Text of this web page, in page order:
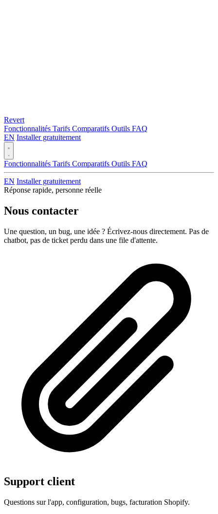
Revert
Fonctionnalités Tarifs Comparatifs Outils FAQ
EN Installer gratuitement
Fonctionnalités Tarifs Comparatifs Outils FAQ
EN Installer gratuitement
Réponse rapide, personne réelle
Nous contacter
Une question, un bug, une idée ? Écrivez-nous directement. Pas de
chatbot, pas de ticket perdu dans une file d'attente.
Support client
Questions sur l'app, configuration, bugs, facturation Shopify.